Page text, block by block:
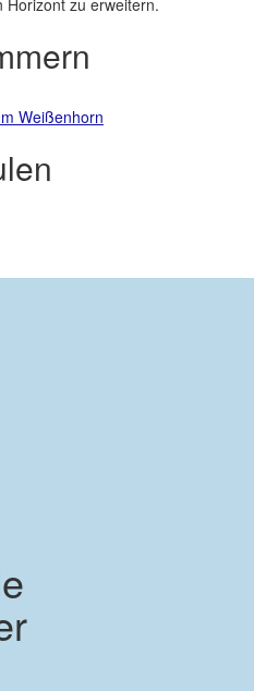
Weißenhorn